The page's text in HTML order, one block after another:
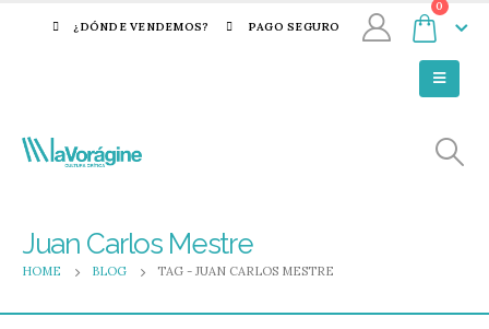
¿DÓNDE VENDEMOS? PAGO SEGURO
0
Juan Carlos Mestre
HOME BLOG TAG - JUAN CARLOS MESTRE